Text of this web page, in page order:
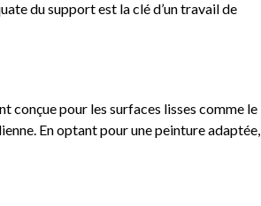
du support est la clé d’un travail de
conçue pour les surfaces lisses comme le
En optant pour une peinture adaptée,